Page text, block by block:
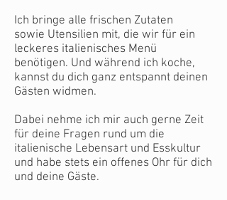
Ich bringe alle frischen Zutaten
sowie Utensilien mit, die wir für ein
leckeres italienisches Menü
benötigen. Und während ich koche,
kannst du dich ganz entspannt deinen
Gästen widmen.
Dabei nehme ich mir auch gerne Zeit
für deine Fragen rund um die
italienische Lebensart und Esskultur
und habe stets ein offenes Ohr für dich
und deine Gäste.